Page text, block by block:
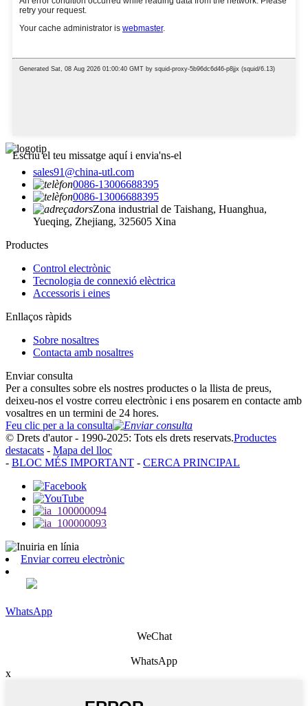
Escriu el teu missatge aquí i envia'ns-el
sales91@china-utl.com
0086-13006688395
0086-13006688395
Zona industrial de Taishang, Huanghua,
Yueqing, Zhejiang, 325605 Xina
Productes
Control electrònic
Tecnologia de connexió elèctrica
Accessoris i eines
Enllaços ràpids
Sobre nosaltres
Contacta amb nosaltres
Enviar consulta
Per a consultes sobre els nostres productes o la llista de preus,
deixeu-nos el vostre correu electrònic i ens posarem en contacte amb
vosaltres en un termini de 24 hores.
Feu clic per a la consulta
© Drets d'autor - 1990-2025: Tots els drets reservats.Productes
destacats - Mapa del lloc
- BLOC MÉS IMPORTANT - CERCA PRINCIPAL
Enviar correu electrònic
WhatsApp
WeChat
WhatsApp
x